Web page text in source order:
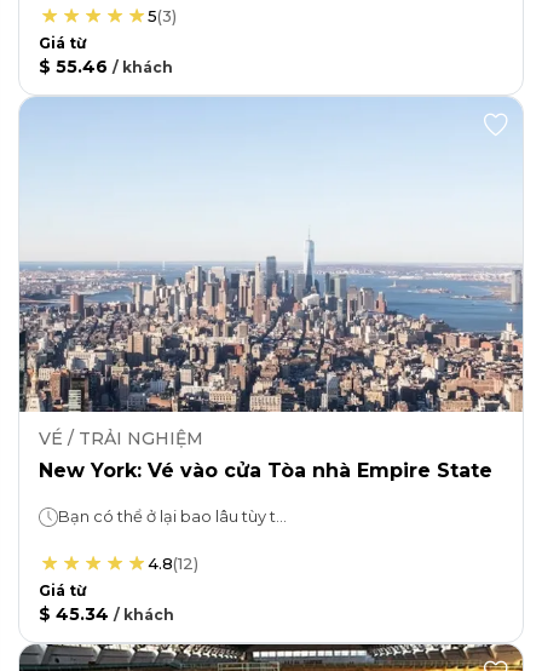
5(3)
Giá từ
$ 55.46 / khách
VÉ / TRẢI NGHIỆM
New York: Vé vào cửa Tòa nhà Empire State
4.8(12)
Giá từ
$ 45.34 / khách